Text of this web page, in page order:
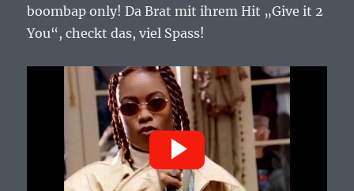
Hermana
Figub
boombap only! Da Brat mit ihrem Hit „Give it 2
You“, checkt das, viel Spass!